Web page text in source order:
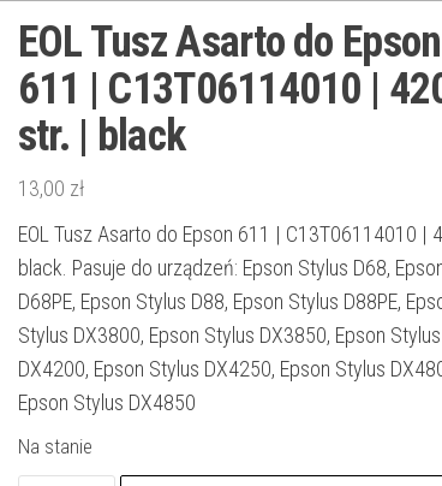
EOL Tusz Asarto do Epson
611 | C13T06114010 |
str. | black
13,00 zł
EOL Tusz Asarto do Epson 611 | C13T06114010 |
black. Pasuje do urządzeń: Epson Stylus D68,
D68PE, Epson Stylus D88, Epson Stylus D88PE,
Stylus DX3800, Epson Stylus DX3850, Epson Stylus
DX4200, Epson Stylus DX4250, Epson Stylus
Epson Stylus DX4850
Na stanie